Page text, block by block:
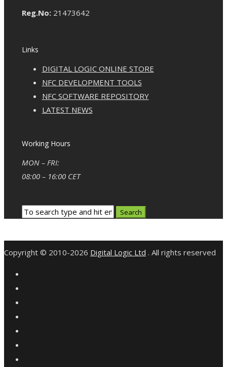
Reg.No:21473642
Links
DIGITAL LOGIC ONLINE STORE
NFC DEVELOPMENT TOOLS
NFC SOFTWARE REPOSITORY
LATEST NEWS
Working Hours
MON – FRI:
08:00 – 16:00 CET
Copyright © 2010-2026 Digital Logic Ltd . All rights reserved